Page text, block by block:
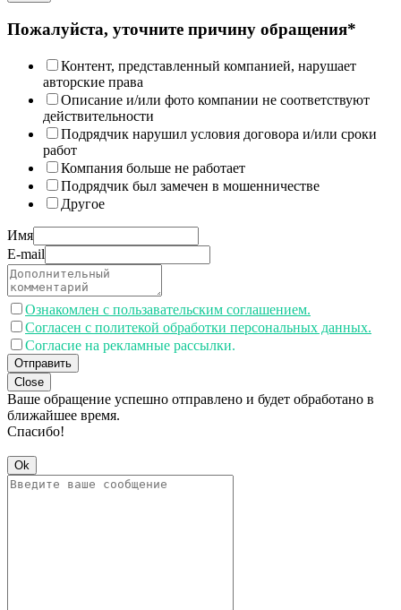
Пожалуйста, уточните причину обращения*
Контент, представленный компанией, нарушает
авторские права
Описание и/или фото компании не соответствуют
действительности
Подрядчик нарушил условия договора и/или сроки
работ
Компания больше не работает
Подрядчик был замечен в мошенничестве
Другое
Имя
E-mail
Ознакомлен с пользавательским соглашением.
Согласен с политекой обработки персональных данных.
Согласие на рекламные рассылки.
Отправить
Close
Ваше обращение успешно отправлено и будет обработано в
ближайшее время.
Спасибо!
Ok